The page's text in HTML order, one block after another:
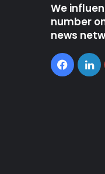
We
number
news